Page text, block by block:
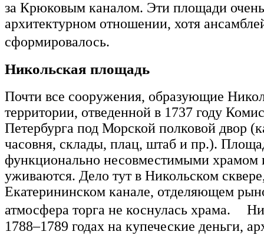
за Крюковым каналом. Эти площади
архитектурном отношении, хотя
сформировалось.
Никольская площадь
Почти все сооружения, образующие
территории, отведенной в 1737 году
Петербурга под Морской полковой двор
часовня, склады, плац, штаб и пр.).
функционально несовместимыми
уживаются. Дело тут в Никольском
Екатерининском канале, отделяющем
атмосфера торга не коснулась храма.
1788–1789 годах на купеческие деньги,